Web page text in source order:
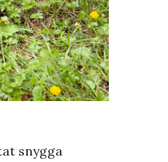
snygga